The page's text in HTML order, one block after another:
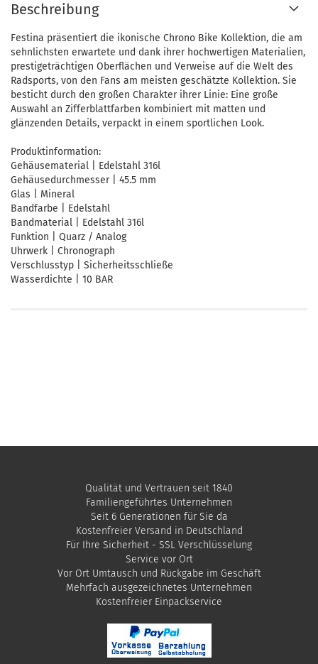
Beschreibung
Festina präsentiert die ikonische Chrono Bike Kollektion, die am
sehnlichsten erwartete und dank ihrer hochwertigen Materialien,
prestigeträchtigen Oberflächen und Verweise auf die Welt des
Radsports, von den Fans am meisten geschätzte Kollektion. Sie
besticht durch den großen Charakter ihrer Linie: Eine große
Auswahl an Zifferblattfarben kombiniert mit matten und
glänzenden Details, verpackt in einem sportlichen Look.
Produktinformation:
Gehäusematerial | Edelstahl 316l
Gehäusedurchmesser | 45.5 mm
Glas | Mineral
Bandfarbe | Edelstahl
Bandmaterial | Edelstahl 316l
Funktion | Quarz / Analog
Uhrwerk | Chronograph
Verschlusstyp | Sicherheitsschließe
Wasserdichte | 10 BAR
Qualität und Vertrauen seit 1840
Familiengeführtes Unternehmen
Seit 6 Generationen für Sie da
Kostenfreier Versand in Deutschland
Für Ihre Sicherheit - SSL Verschlüsselung
Service vor Ort
Vor Ort Umtausch und Rückgabe im Geschäft
Mehrfach ausgezeichnetes Unternehmen
​Kostenfreier Einpackservice